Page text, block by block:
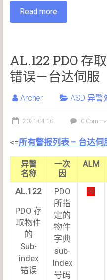
Read more
AL.122 PDO 存
错误－台达伺服
Archer ASD 异警
2021-04-10 0
<=所有警报列表 – 台达伺
异警
名称
一次
因
ALM
AL.122
PDO 存
取物件
的
Sub-
index
错误
PDO
所指
定的
物件
字典
sub-
Index
号码
⊗